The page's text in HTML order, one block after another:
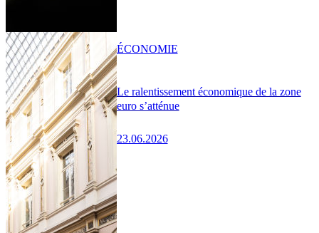
Le ralentissement économique de la zone
euro s’atténue
23.06.2026
ÉCONOMIE